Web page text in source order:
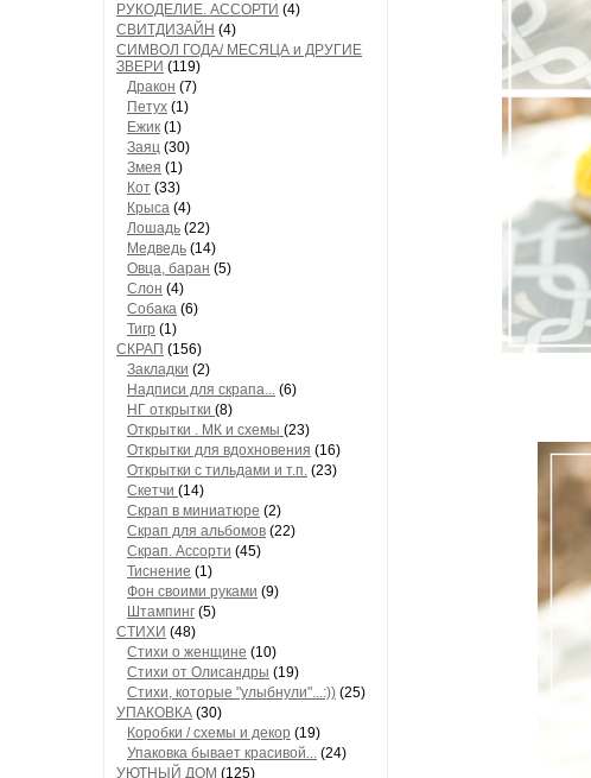
РУКОДЕЛИЕ. АССОРТИ (4)
СВИТДИЗАЙН (4)
СИМВОЛ ГОДА/ МЕСЯЦА и ДРУГИЕ
ЗВЕРИ (119)
Дракон (7)
Петух (1)
Ежик (1)
Заяц (30)
Змея (1)
Кот (33)
Крыса (4)
Лошадь (22)
Медведь (14)
Овца, баран (5)
Слон (4)
Собака (6)
Тигр (1)
СКРАП (156)
Закладки (2)
Надписи для скрапа... (6)
НГ открытки (8)
Открытки . МК и схемы (23)
Открытки для вдохновения (16)
Открытки с тильдами и т.п. (23)
Скетчи (14)
Скрап в миниатюре (2)
Скрап для альбомов (22)
Скрап. Ассорти (45)
Тиснение (1)
Фон своими руками (9)
Штампинг (5)
СТИХИ (48)
Стихи о женщине (10)
Стихи от Олисандры (19)
Стихи, которые "улыбнули"...:)) (25)
УПАКОВКА (30)
Коробки / схемы и декор (19)
Упаковка бывает красивой... (24)
УЮТНЫЙ ДОМ (125)